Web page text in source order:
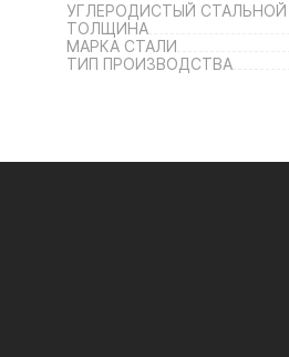
УГЛЕРОДИСТЫЙ СТАЛЬНОЙ
ТОЛЩИНА
МАРКА СТАЛИ
ТИП ПРОИЗВОДСТВА